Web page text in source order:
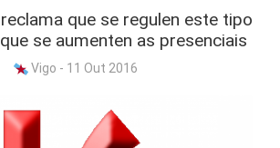
que se regulen este tipo
se aumenten as presenciais
Vigo - 11 Out 2016